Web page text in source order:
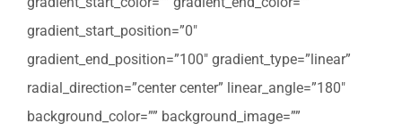
gradient_start_position=”0″
gradient_end_position=”100″ gradient_type=”linear”
radial_direction=”center center” linear_angle=”180″
background_color=”” background_image=””